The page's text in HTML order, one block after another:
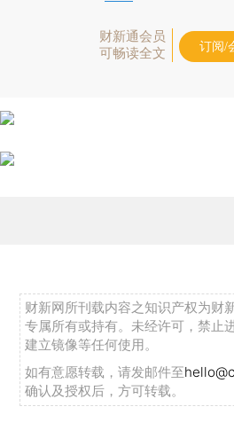
财新通会员
可畅读全文
订阅/
财新网所刊载内容之知识产权为财
专属所有或持有。未经许可，禁止
建立镜像等任何使用。
如有意愿转载，请发邮件至
确认及授权后，方可转载。